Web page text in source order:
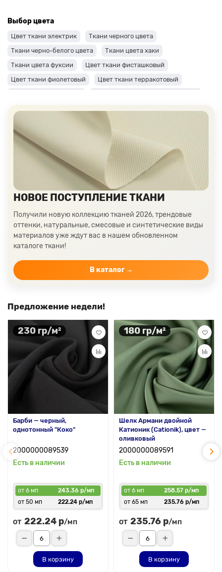
Выбор цвета
Цвет ткани электрик
Ткани черного цвета
Ткани черно-белого цвета
Ткани цвета хаки
Ткани цвета фуксии
Цвет ткани фисташковый
Цвет ткани фиолетовый
Цвет ткани терракотовый
Цвет ткани салатовый
Цвет ткани розовый
Ткани цвета пудра
Ткани персикового цвета
Ткани оранжевого цвета
Ткани оливкового цвета
Цвет ткани мятный
Ткани цвета айвори, молочные оттенки
Ткани лимонного цвета
Ткани красного цвета разных оттенков
Изумрудный цвет ткани
Ткани зеленого цвета
Ткани желтого цвета
Ткани цвета индиго
Цвет ткани бежевый
НОВОЕ ПОСТУПЛЕНИЕ ТКАНИ
Получили новую коллекцию тканей 2026, трендовые
оттенки, натуральные, смесовые и синтетические виды
материалов уже ждут вас в нашем обновленном
каталоге ткани!
В каталог →
Предложение недели!
230 гр/м²
Барби — черный,
однотонный "Коко"
2000000089539
Есть в наличии
от 6 мп
243.36 р/мп
от 50 мп
222.24 р/мп
от 222.24 р/мп
В корзину
180 гр/м²
Шелк Армани двойной
Катионик (Cationik), цвет —
оливковый
2000000089591
Есть в наличии
от 6 мп
258.57 р/мп
от 65 мп
235.76 р/мп
от 235.76 р/мп
В корзину